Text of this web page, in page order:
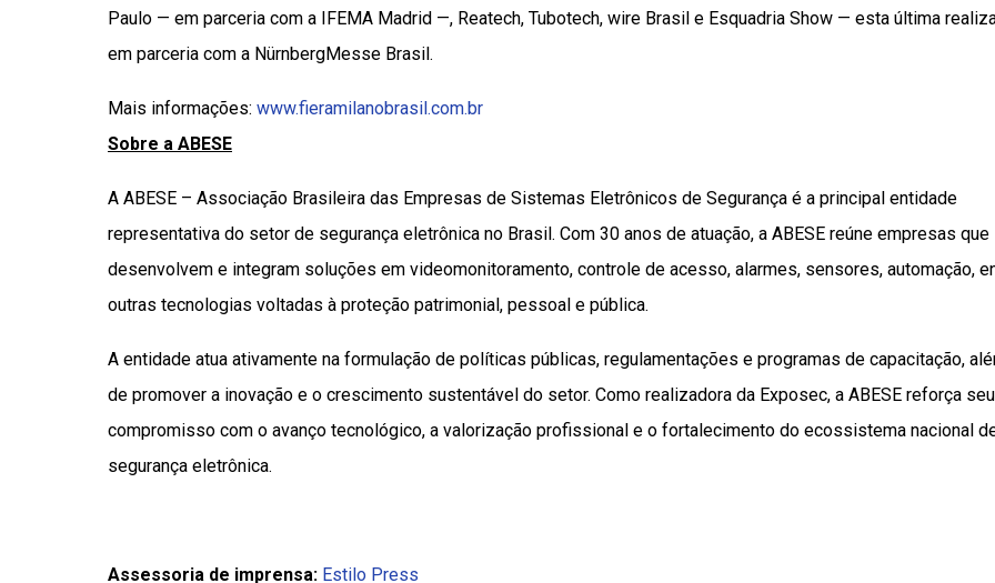
Paulo — em parceria com a IFEMA Madrid —, Reatech, Tubotech, wire Brasil e Esquadria Show — esta última
em parceria com a NürnbergMesse Brasil.
Mais informações: www.fieramilanobrasil.com.br
Sobre a ABESE
A ABESE – Associação Brasileira das Empresas de Sistemas Eletrônicos de Segurança é a principal entidade
representativa do setor de segurança eletrônica no Brasil. Com 30 anos de atuação, a ABESE reúne empresas que
desenvolvem e integram soluções em videomonitoramento, controle de acesso, alarmes, sensores, automação,
outras tecnologias voltadas à proteção patrimonial, pessoal e pública.
A entidade atua ativamente na formulação de políticas públicas, regulamentações e programas de capacitação,
de promover a inovação e o crescimento sustentável do setor. Como realizadora da Exposec, a ABESE reforça seu
compromisso com o avanço tecnológico, a valorização profissional e o fortalecimento do ecossistema nacional
segurança eletrônica.
Assessoria de imprensa: Estilo Press